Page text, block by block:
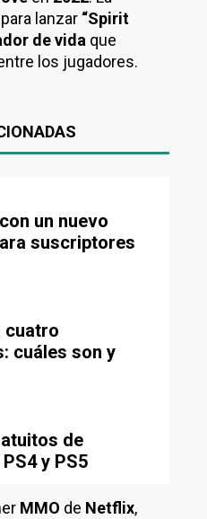
lanzar “Spirit
de vida que
los jugadores.
un nuevo
suscriptores
cuatro
cuáles son y
de
y PS5
MMO de Netflix,